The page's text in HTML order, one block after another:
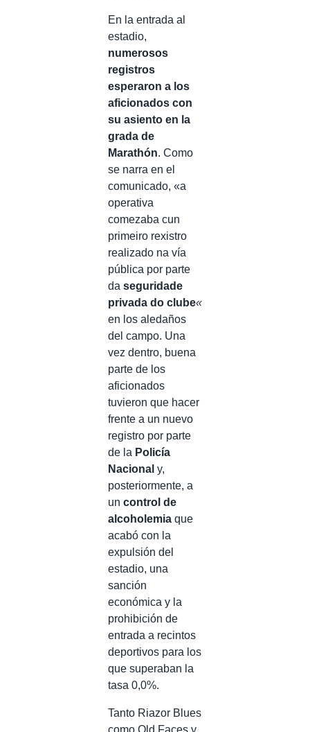
En la entrada al
estadio,
numerosos
registros
esperaron a los
aficionados con
su asiento en la
grada de
Marathón. Como
se narra en el
comunicado, «a
operativa
comezaba cun
primeiro rexistro
realizado na vía
pública por parte
da seguridade
privada do clube«
en los aledaños
del campo. Una
vez dentro, buena
parte de los
aficionados
tuvieron que hacer
frente a un nuevo
registro por parte
de la Policía
Nacional y,
posteriormente, a
un control de
alcoholemia que
acabó con la
expulsión del
estadio, una
sanción
económica y la
prohibición de
entrada a recintos
deportivos para los
que superaban la
tasa 0,0%.
Tanto Riazor Blues